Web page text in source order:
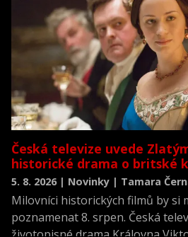
Česká televize uvede
historické drama o britské
5. 8. 2026 | Novinky | Tamara
Milovníci historických filmů by si
poznamenat 8. srpen. Česká